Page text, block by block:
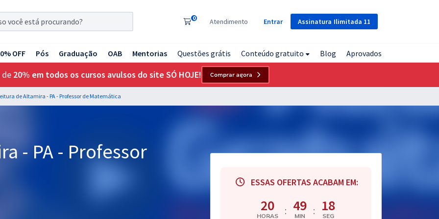
Assinatura Ilimitada 11
0 Atendimento Entrar
OFF Pós Graduação OAB Mentorias Questões grátis Conteúdo gratuito Blog Aprovados
de 20% em todos os cursos avulsos do site SÓ HOJE! Comprar agora
de Altamira - PA - Professor de Matemática
- PA - Professor
ESSAS OFERTAS ACABAM EM:
20
HORAS : 49
MIN : 17
SEG